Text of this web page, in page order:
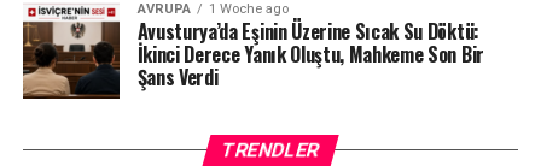
AVRUPA 1 Woche ago
Avusturya’da Eşinin Üzerine Sıcak Su Döktü:
İkinci Derece Yanık Oluştu, Mahkeme Son Bir
Şans Verdi
TRENDLER